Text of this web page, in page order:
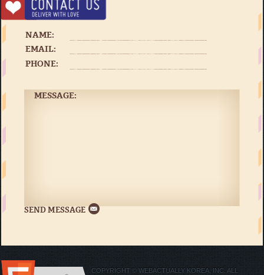
NAME:
EMAIL:
PHONE:
MESSAGE:
COPYRIGHT © WEBACTUALLY KOREA, INC. ALL